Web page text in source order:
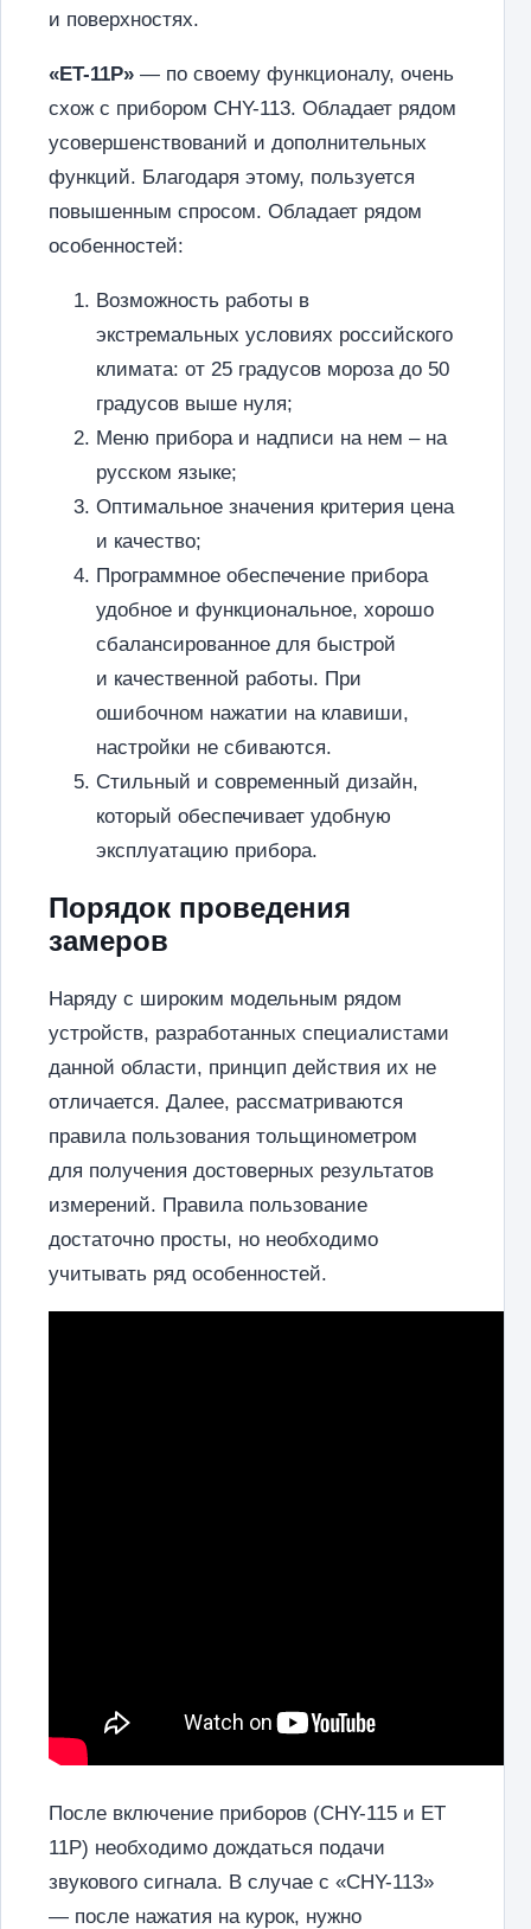
и поверхностях.
«ET-11P» — по своему функционалу, очень
схож с прибором CHY-113. Обладает рядом
усовершенствований и дополнительных
функций. Благодаря этому, пользуется
повышенным спросом. Обладает рядом
особенностей:
Возможность работы в
экстремальных условиях российского
климата: от 25 градусов мороза до 50
градусов выше нуля;
Меню прибора и надписи на нем – на
русском языке;
Оптимальное значения критерия цена
и качество;
Программное обеспечение прибора
удобное и функциональное, хорошо
сбалансированное для быстрой
и качественной работы. При
ошибочном нажатии на клавиши,
настройки не сбиваются.
Стильный и современный дизайн,
который обеспечивает удобную
эксплуатацию прибора.
Порядок проведения
замеров
Наряду с широким модельным рядом
устройств, разработанных специалистами
данной области, принцип действия их не
отличается. Далее, рассматриваются
правила пользования тольщинометром
для получения достоверных результатов
измерений. Правила пользование
достаточно просты, но необходимо
учитывать ряд особенностей.
После включение приборов (CHY-115 и ET
11P) необходимо дождаться подачи
звукового сигнала. В случае с «CHY-113»
— после нажатия на курок, нужно